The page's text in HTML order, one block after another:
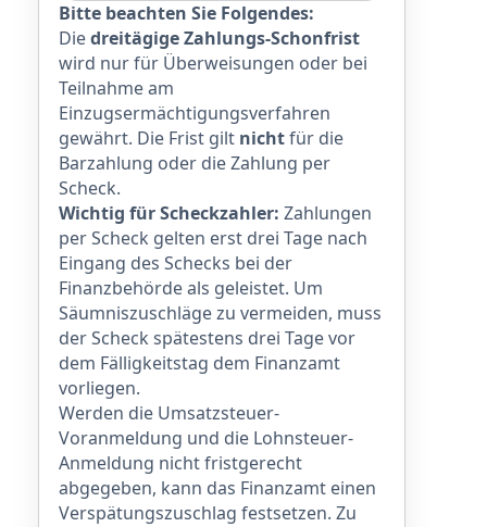
Bitte beachten Sie Folgendes:
Diedreitägige Zahlungs-Schonfrist
wird nur für Überweisungen oder bei
Teilnahme am
Einzugsermächtigungsverfahren
gewährt. Die Frist gilt nichtfür die
Barzahlung oder die Zahlung per
Scheck.
Wichtig für Scheckzahler: Zahlungen
per Scheck gelten erst drei Tage nach
Eingang des Schecks bei der
Finanzbehörde als geleistet. Um
Säumniszuschläge zu vermeiden, muss
der Scheck spätestens drei Tage vor
dem Fälligkeitstag dem Finanzamt
vorliegen.
Werden die Umsatzsteuer-
Voranmeldung und die Lohnsteuer-
Anmeldung nicht fristgerecht
abgegeben, kann das Finanzamt einen
Verspätungszuschlag festsetzen. Zu